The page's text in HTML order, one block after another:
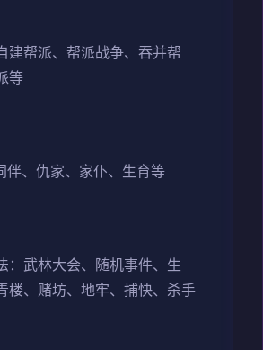
建帮派、帮派战争、吞并帮
等
伴、仇家、家仆、生育等
：武林大会、随机事件、生
楼、赌坊、地牢、捕快、杀手